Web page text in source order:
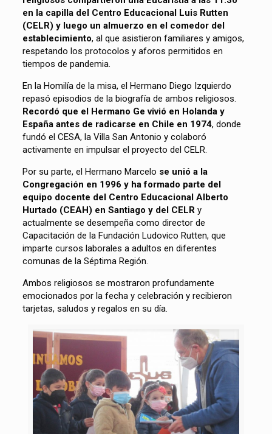
en la capilla del Centro Educacional Luis Rutten
(CELR) y luego un almuerzo en el comedor del
establecimiento, al que asistieron familiares y amigos,
respetando los protocolos y aforos permitidos en
tiempos de pandemia.
En la Homilía de la misa, el Hermano Diego Izquierdo
repasó episodios de la biografía de ambos religiosos.
Recordó que el Hermano Ge vivió en Holanda y
España antes de radicarse en Chile en 1974, donde
fundó el CESA, la Villa San Antonio y colaboró
activamente en impulsar el proyecto del CELR.
Por su parte, el Hermano Marcelo se unió a la
Congregación en 1996 y ha formado parte del
equipo docente del Centro Educacional Alberto
Hurtado (CEAH) en Santiago y del CELRy
actualmente se desempeña como director de
Capacitación de la Fundación Ludovico Rutten, que
imparte cursos laborales a adultos en diferentes
comunas de la Séptima Región.
Ambos religiosos se mostraron profundamente
emocionados por la fecha y celebración y recibieron
tarjetas, saludos y regalos en su día.